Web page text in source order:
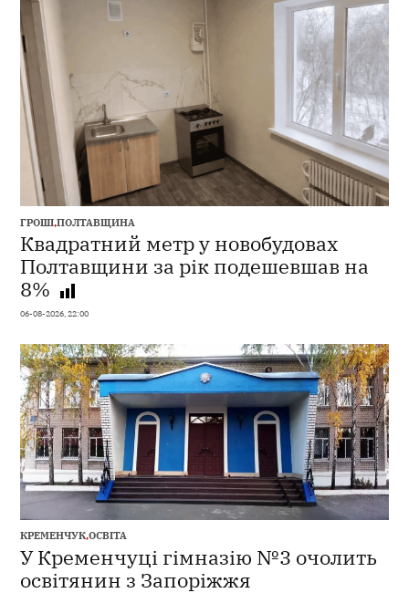
ГРОШІ,ПОЛТАВЩИНА
Квадратний метр у новобудовах
Полтавщини за рік подешевшав на
8%
06-08-2026, 22:00
КРЕМЕНЧУК,ОСВІТА
У Кременчуці гімназію №3 очолить
освітянин з Запоріжжя